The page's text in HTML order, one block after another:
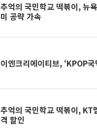
추억의 국민학교 떡볶이, 뉴
미 공략 가속
이엔크리에이티브, ‘KPOP
추억의 국민학교 떡볶이,
격 할인